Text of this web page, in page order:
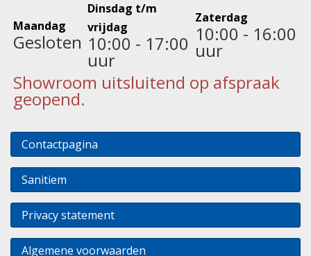
Maandag
Gesloten
Dinsdag t/m
vrijdag
10:00 - 17:00
uur
Zaterdag
10:00 - 16:00
uur
Showroom uitsluitend op afspraak
geopend.
Contactpagina
Sanitiem
Privacy statement
Algemene voorwaarden